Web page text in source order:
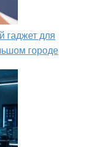
гаджет для
городе